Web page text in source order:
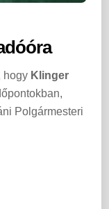
hogy Klinger
Polgármesteri